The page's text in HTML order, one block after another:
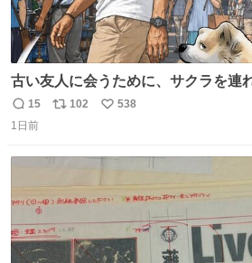
古い友人に会うために、サクラを連
た昌兵衛さん✨田舎とのギャップに
事に友人との再会を果たすことが出
返
信
15
リ
102
い
数
538
1日前